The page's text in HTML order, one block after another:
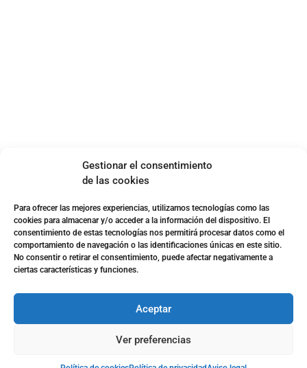
Gestionar el consentimiento
de las cookies
Para ofrecer las mejores experiencias, utilizamos tecnologías como las
cookies para almacenar y/o acceder a la información del dispositivo. El
consentimiento de estas tecnologías nos permitirá procesar datos como el
comportamiento de navegación o las identificaciones únicas en este sitio.
No consentir o retirar el consentimiento, puede afectar negativamente a
ciertas características y funciones.
Aceptar
Ver preferencias
Apuesta con responsabilidad